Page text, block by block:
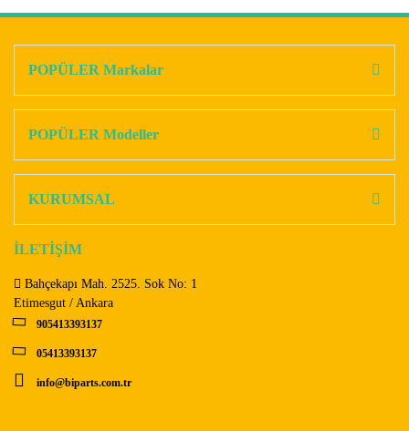
Ürün açıklamasında eksik bilgiler bulunuyor.
Bu ürüne benzer farklı alternatifler olmalı.
POPÜLER Markalar
POPÜLER Modeller
KURUMSAL
İLETİŞİM
Bahçekapı Mah. 2525. Sok No: 1
Etimesgut / Ankara
905413393137
05413393137
info@biparts.com.tr